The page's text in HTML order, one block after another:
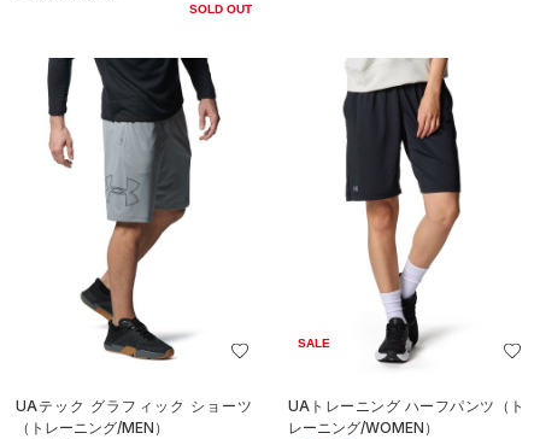
SOLD OUT
UAテック グラフィック ショーツ
（トレーニング/MEN）
SALE
UAトレーニング ハーフパンツ（ト
レーニング/WOMEN）